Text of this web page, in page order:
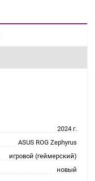
2024 г.
ASUS ROG Zephyrus
игровой (геймерский)
новый